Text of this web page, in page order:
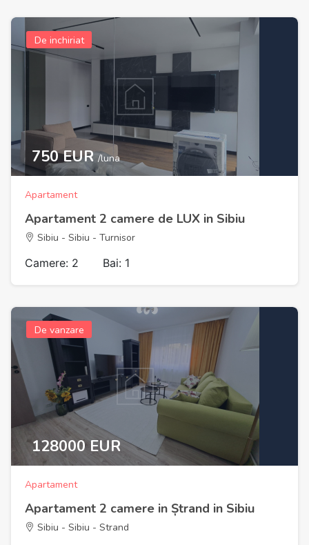
De inchiriat
750 EUR/luna
Apartament
Apartament 2 camere de LUX in Sibiu
Sibiu - Sibiu - Turnisor
Camere: 2 Bai: 1
De vanzare
128000 EUR
Apartament
Apartament 2 camere in Ștrand in Sibiu
Sibiu - Sibiu - Strand